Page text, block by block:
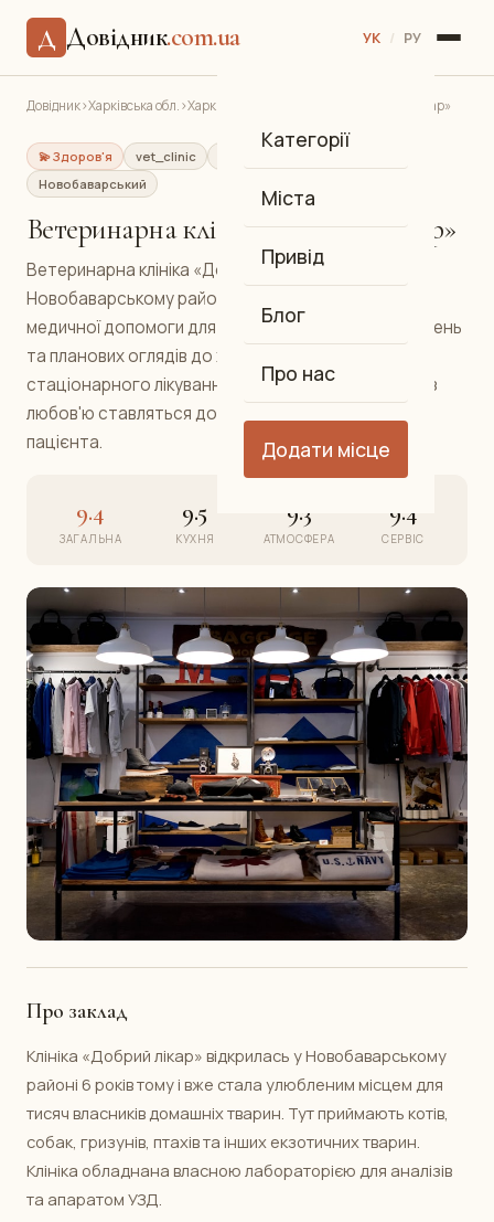
Д Довідник.com.ua УК / РУ
Категорії
Міста
Привід
Блог
Про нас
Додати місце
Довідник›Харківська обл.›Харків Ветеринарна клініка «Добрий лікар»
💫 Здоров'я vet_clinic
Ветеринарна клініка
Новобаварський
Ветеринарна клініка «Добрий лікар»
Ветеринарна клініка «Добрий лікар» у
Новобаварському районі надає повний спектр
медичної допомоги для домашніх тварин: від щеплень
та планових оглядів до хірургічних операцій та
стаціонарного лікування. Досвідчені ветеринари з
любов'ю ставляться до кожного пухнастого
пацієнта.
9.4
ЗАГАЛЬНА
9.5
КУХНЯ
9.3
АТМОСФЕРА
9.4
СЕРВІС
Про заклад
Клініка «Добрий лікар» відкрилась у Новобаварському
районі 6 років тому і вже стала улюбленим місцем для
тисяч власників домашніх тварин. Тут приймають котів,
собак, гризунів, птахів та інших екзотичних тварин.
Клініка обладнана власною лабораторією для аналізів
та апаратом УЗД.